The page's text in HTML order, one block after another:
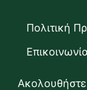
Πολιτική